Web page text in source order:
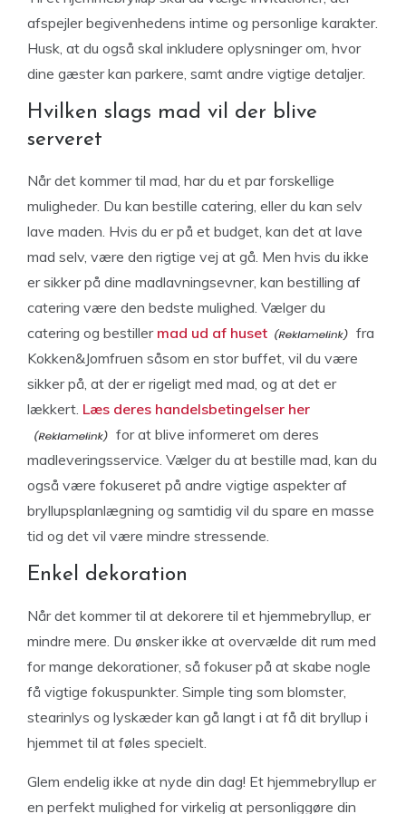
afspejler begivenhedens intime og personlige karakter.
Husk, at du også skal inkludere oplysninger om, hvor
dine gæster kan parkere, samt andre vigtige detaljer.
Hvilken slags mad vil der blive
serveret
Når det kommer til mad, har du et par forskellige
muligheder. Du kan bestille catering, eller du kan selv
lave maden. Hvis du er på et budget, kan det at lave
mad selv, være den rigtige vej at gå. Men hvis du ikke
er sikker på dine madlavningsevner, kan bestilling af
catering være den bedste mulighed. Vælger du
catering og bestiller mad ud af huset
fra
Kokken&Jomfruen såsom en stor buffet, vil du være
sikker på, at der er rigeligt med mad, og at det er
lækkert. Læs deres handelsbetingelser her
for at blive informeret om deres
madleveringsservice. Vælger du at bestille mad, kan du
også være fokuseret på andre vigtige aspekter af
bryllupsplanlægning og samtidig vil du spare en masse
tid og det vil være mindre stressende.
Enkel dekoration
Når det kommer til at dekorere til et hjemmebryllup, er
mindre mere. Du ønsker ikke at overvælde dit rum med
for mange dekorationer, så fokuser på at skabe nogle
få vigtige fokuspunkter. Simple ting som blomster,
stearinlys og lyskæder kan gå langt i at få dit bryllup i
hjemmet til at føles specielt.
Glem endelig ikke at nyde din dag! Et hjemmebryllup er
en perfekt mulighed for virkelig at personliggøre din